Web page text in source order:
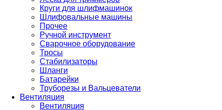
Круги для шлифмашинок
Шлифовальные машины
Прочее
Ручной инструмент
Сварочное оборудование
Тросы
Стабилизаторы
Шланги
Батарейки
Труборезы и Вальцеватели
Вентиляция
Вентиляция